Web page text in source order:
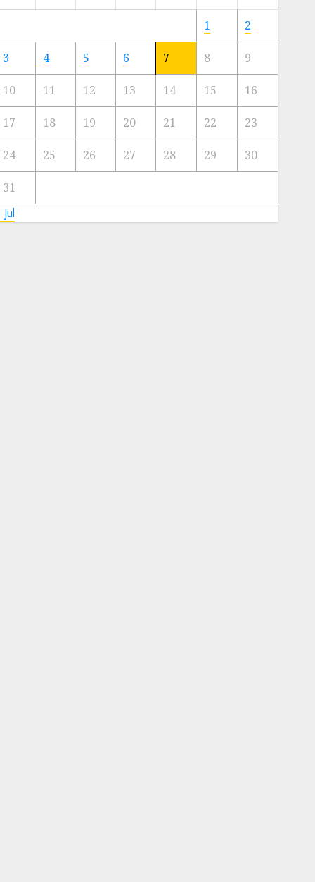
Artis
Kota
23/11/2024
0
1 2
3 4 5 6 7 8 9
10 11 12 13 14 15 16
17 18 19 20 21 22 23
24 25 26 27 28 29 30
31